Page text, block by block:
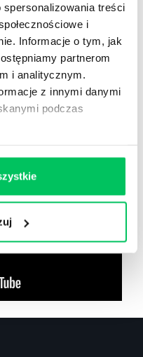
treści
i
Informacje o tym, jak
partnerom
i analitycznym.
z innymi danymi
podczas
w